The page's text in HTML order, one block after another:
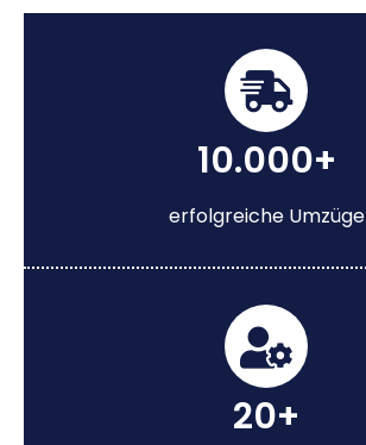
10.000+
erfolgreiche Umzüge
20+